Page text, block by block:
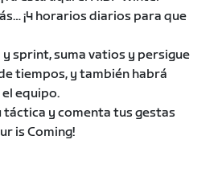
¡4 horarios diarios para que
sprint, suma vatios y persigue
tiempos, y también habrá
equipo.
táctica y comenta tus gestas
is Coming!